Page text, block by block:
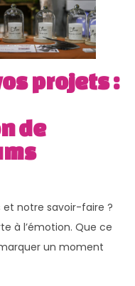
projets :
de
et notre savoir-faire ?
à l’émotion. Que ce
un moment